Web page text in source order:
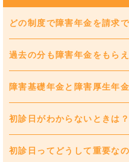
どの制度で障害年金を請求
過去の分も障害年金をもら
障害基礎年金と障害厚生年
初診日がわからないときは？
初診日ってどうして重要なの